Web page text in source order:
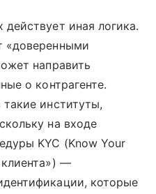
иная логика.
«доверенными
направить
о контрагенте.
институты,
на входе
KYC (Know Your
—
которые